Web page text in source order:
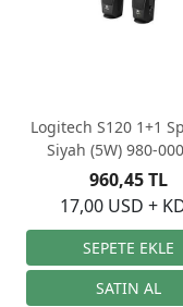
Logitech S120 1+1
Siyah (5W) 980-
17,00 USD +
960,45 TL